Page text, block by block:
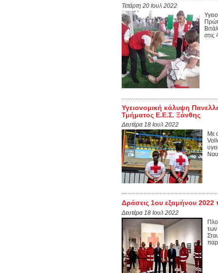
Τετάρτη 20 Ιουλ 2022
στις
Υγειονομική κάλυψη
Τμήματος Ε.Ε.Σ. Ξάνθης
Δευτέρα 18 Ιουλ 2022
Με
Δράσεις 1ου εξαμήνου 2022
Δευτέρα 18 Ιουλ 2022
των